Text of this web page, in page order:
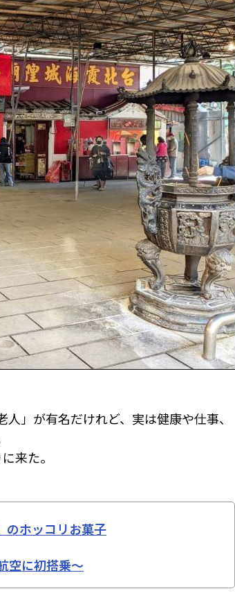
」が有名だけれど、実は健康や仕事、
来た。
のホッコリお菓子
空に初搭乗〜